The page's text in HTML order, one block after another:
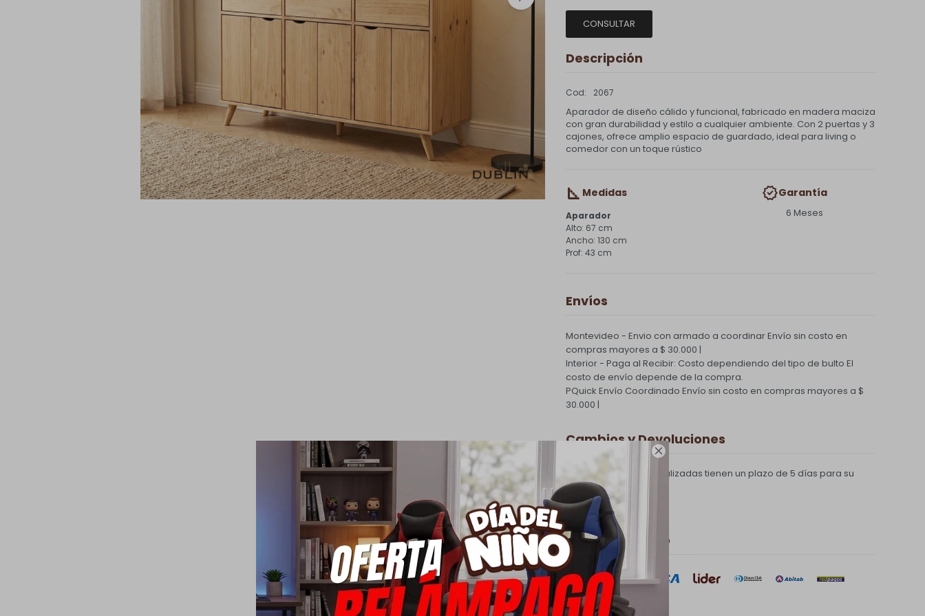

CONSULTAR
Descripción
2067
Aparador de diseño cálido y funcional, fabricado en madera maciza
con gran durabilidad y estilo a cualquier ambiente. Con 2 puertas y 3
cajones, ofrece amplio espacio de guardado, ideal para living o
comedor con un toque rústico
Medidas
Aparador
67 cm
130 cm
43 cm
Garantía
6 Meses
Envíos
Montevideo - Envio con armado a coordinarEnvío sin costo en
compras mayores a $ 30.000 |
Interior - Paga al Recibir: Costo dependiendo del tipo de bulto El
costo de envío depende de la compra.
PQuick Envío Coordinado Envío sin costo en compras mayores a $
30.000 |
Cambios y Devoluciones
Todas las compras realizadas tienen un plazo de 5 días para su
cambio.
Ver mas
Medios de pago